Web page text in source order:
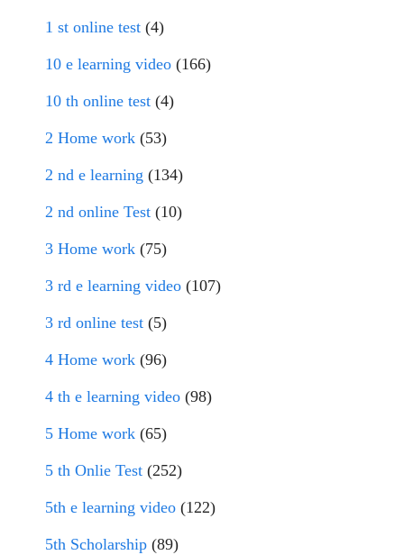
1 st online test (4)
10 e learning video (166)
10 th online test (4)
2 Home work (53)
2 nd e learning (134)
2 nd online Test (10)
3 Home work (75)
3 rd e learning video (107)
3 rd online test (5)
4 Home work (96)
4 th e learning video (98)
5 Home work (65)
5 th Onlie Test (252)
5th e learning video (122)
5th Scholarship (89)